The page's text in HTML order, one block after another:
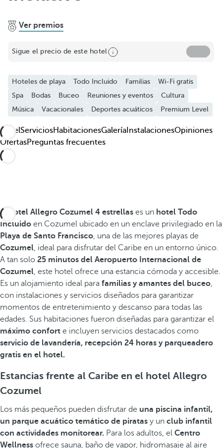
Ver premios
Sigue el precio de este hotel
Hoteles de playa Todo Incluido Familias
Wi-Fi gratis
Spa
Bodas Buceo Reuniones y eventos
Cultura
Música
Vacacionales Deportes acuáticos Premium Level
HotelServiciosHabitacionesGalería InstalacionesOpiniones
OfertasPreguntas frecuentes
El hotel Allegro Cozumel 4 estrellas es un hotel Todo
Incluido en Cozumel ubicado en un enclave privilegiado en la
Playa de Santo Francisco , una de las mejores playas de
Cozumel , ideal para disfrutar del Caribe en un entorno único.
A tan solo 25 minutos del Aeropuerto Internacional de
Cozumel , este hotel ofrece una estancia cómoda y accesible.
Es un alojamiento ideal para familias y amantes del buceo
con instalaciones y servicios diseñados para garantizar
momentos de entretenimiento y descanso para todas las
edades. Sus habitaciones fueron diseñadas para garantizar el
máximo confort e incluyen servicios destacados como
servicio de lavandería, recepción 24 horas y parqueadero
gratis en el hotel.
Estancias frente al Caribe en el hotel Allegro
Cozumel
Los más pequeños pueden disfrutar de una piscina infantil,
un parque acuático temático de piratas y un club infantil
con actividades monitorear. Para los adultos, el Centro
Wellness ofrece sauna, baño de vapor, hidromasaje al aire